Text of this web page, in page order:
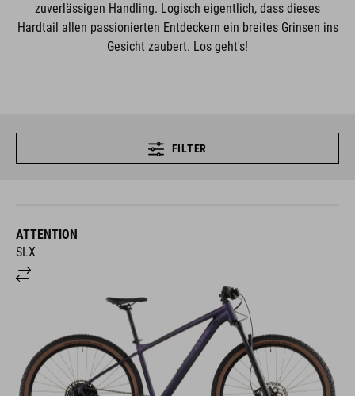
zuverlässigen Handling. Logisch eigentlich, dass dieses
Hardtail allen passionierten Entdeckern ein breites Grinsen ins
Gesicht zaubert. Los geht's!
FILTER
ATTENTION
SLX